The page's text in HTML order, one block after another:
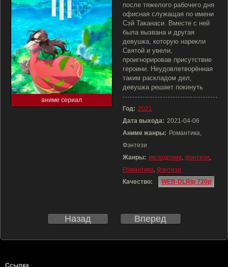
аниме сериал
после тяжелого рабочего дня
офисная служащая по имени
Сэй Таканаси. Вместе с ней
была вызвана и другая
девушка, которую нарекли
Святой и увели,
проигнорировав присутствие
героини. Неудовлетворённая
таким раскладом дел,
девушка решает покинуть
Год: 2021
Дата выхода: 2021-04-06
Аниме жанры: Романтика,
Фэнтези
Жанры: мелодрама, фэнтези,
Романтика, Фэнтези
Качество:
WEB-DLRip 720p
Назад Вперед
Ссылка